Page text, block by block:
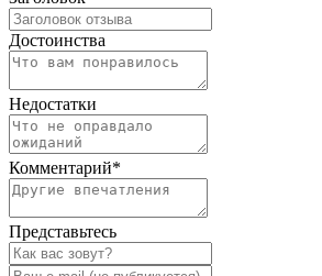
Достоинства
Недостатки
Комментарий*
Представьтесь